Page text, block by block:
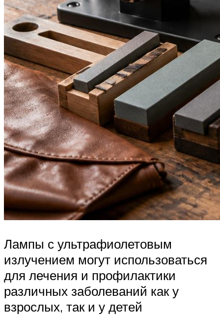
Лампы с ультрафиолетовым
излучением могут использоваться
для лечения и профилактики
различных заболеваний как у
взрослых, так и у детей